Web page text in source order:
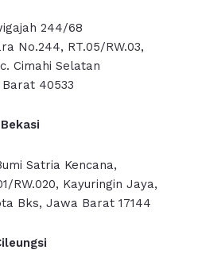
244/68
No.244, RT.05/RW.03,
Cimahi Selatan
40533
Bekasi
Satria Kencana,
RW.020, Kayuringin Jaya,
Bks, Jawa Barat 17144